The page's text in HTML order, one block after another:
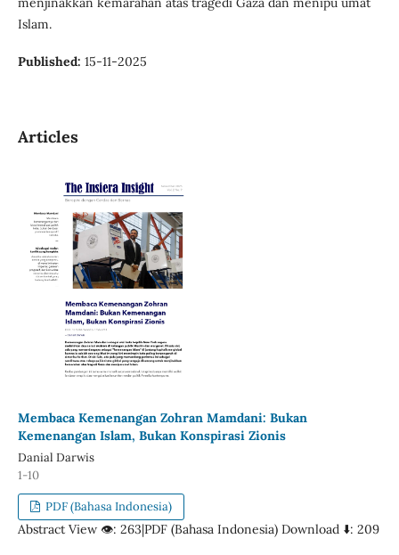
Islam.
Published: 15-11-2025
Articles
Membaca Kemenangan Zohran Mamdani: Bukan
Kemenangan Islam, Bukan Konspirasi Zionis
Danial Darwis
1-10
PDF (Bahasa Indonesia)
Abstract View 👁: 263|PDF (Bahasa Indonesia) Download ⬇️️: 209